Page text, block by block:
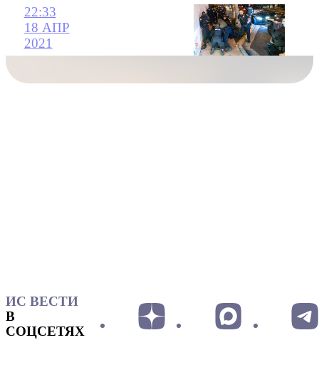
22:33
18 АПР
2021
ИС ВЕСТИ
В
СОЦСЕТЯХ